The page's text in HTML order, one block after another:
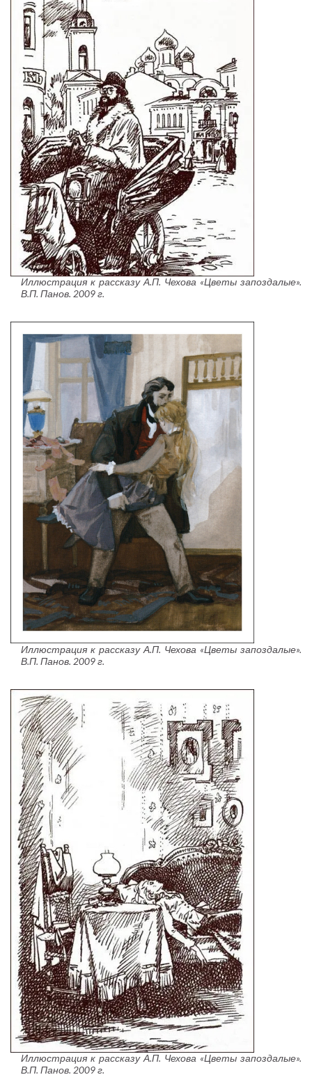
Иллюстрация к рассказу А.П. Чехова «Цветы запоздалые».
В.П. Панов. 2009 г.
Иллюстрация к рассказу А.П. Чехова «Цветы запоздалые».
В.П. Панов. 2009 г.
Иллюстрация к рассказу А.П. Чехова «Цветы запоздалые».
В.П. Панов. 2009 г.